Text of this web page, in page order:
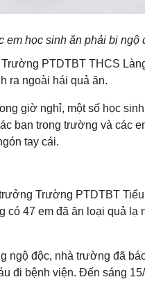
em học sinh ăn phải bị ngộ
PTDTBT THCS
ra ngoài hái quả ăn.
giờ nghỉ, một số học
bạn trong trường và các
tay cái.
Trường PTDTBT
47 em đã ăn loại quả lạ
ngộ độc, nhà trường đã
đi bệnh viện. Đến sáng